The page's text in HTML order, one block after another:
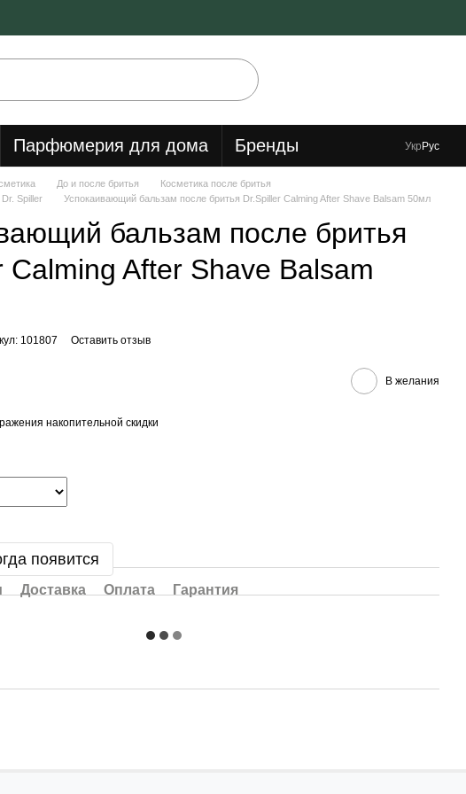
Парфюмерия для дома Бренды УкрРус
До и после бритья
Косметика после бритья
Spiller
Успокаивающий бальзам после бритья Dr.Spiller Calming After Shave Balsam 50мл
бальзам после бритья
Calming After Shave Balsam
101807 Оставить отзыв
В желания
накопительной скидки
появится
Доставка Оплата Гарантия